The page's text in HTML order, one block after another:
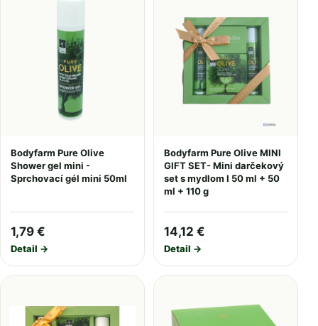
Bodyfarm Pure Olive
Shower gel mini -
Sprchovací gél mini 50ml
1,79 €
Detail →
Bodyfarm Pure Olive MINI
GIFT SET- Mini darčekový
set s mydlom I 50 ml + 50
ml + 110 g
14,12 €
Detail →